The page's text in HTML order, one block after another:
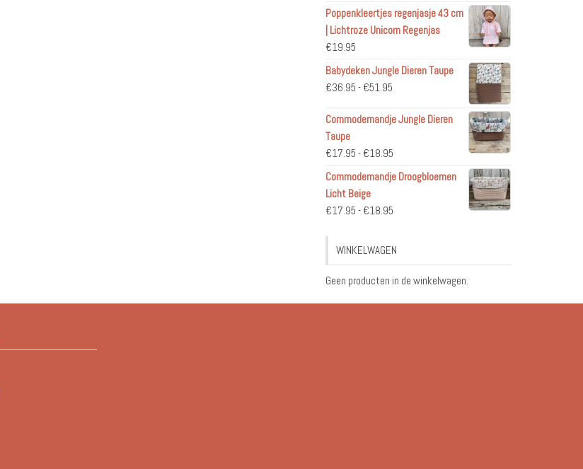
Poppenkleertjes regenjasje 43 cm
| Lichtroze Unicorn Regenjas
€19.95
Babydeken Jungle Dieren Taupe
€36.95 - €51.95Prijsklasse:
tot
Commodemandje Jungle Dieren
Taupe
€17.95 - €18.95Prijsklasse:
€17.95
€18.95
Commodemandje Droogbloemen
Licht Beige
€17.95 - €18.95Prijsklasse:
tot
WINKELWAGEN
Geen producten in de winkelwagen.